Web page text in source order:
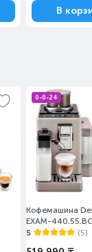
В
0-0-24
Кофемашина
EXAM-
5
(5)